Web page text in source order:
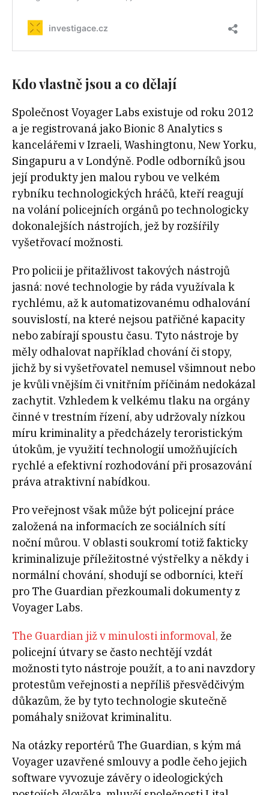
Kdo vlastně jsou a co dělají
Společnost Voyager Labs existuje od roku 2012
a je registrovaná jako Bionic 8 Analytics s
kancelářemi v Izraeli, Washingtonu, New Yorku,
Singapuru a v Londýně. Podle odborníků jsou
její produkty jen malou rybou ve velkém
rybníku technologických hráčů, kteří reagují
na volání policejních orgánů po technologicky
dokonalejších nástrojích, jež by rozšířily
vyšetřovací možnosti.
Pro policii je přitažlivost takových nástrojů
jasná: nové technologie by ráda využívala k
rychlému, až k automatizovanému odhalování
souvislostí, na které nejsou patřičné kapacity
nebo zabírají spoustu času. Tyto nástroje by
měly odhalovat například chování či stopy,
jichž by si vyšetřovatel nemusel všimnout nebo
je kvůli vnějším či vnitřním příčinám nedokázal
zachytit. Vzhledem k velkému tlaku na orgány
činné v trestním řízení, aby udržovaly nízkou
míru kriminality a předcházely teroristickým
útokům, je využití technologií umožňujících
rychlé a efektivní rozhodování při prosazování
práva atraktivní nabídkou.
Pro veřejnost však může být policejní práce
založená na informacích ze sociálních sítí
noční můrou. V oblasti soukromí totiž fakticky
kriminalizuje příležitostné výstřelky a někdy i
normální chování, shodují se odborníci, kteří
pro The Guardian přezkoumali dokumenty z
Voyager Labs.
The Guardian již v minulosti informoval, že
policejní útvary se často nechtějí vzdát
možnosti tyto nástroje použít, a to ani navzdory
protestům veřejnosti a nepříliš přesvědčivým
důkazům, že by tyto technologie skutečně
pomáhaly snižovat kriminalitu.
Na otázky reportérů The Guardian, s kým má
Voyager uzavřené smlouvy a podle čeho jejich
software vyvozuje závěry o ideologických